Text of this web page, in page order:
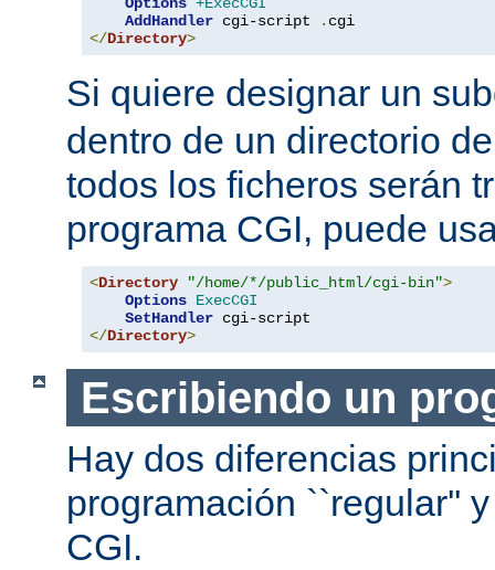
AddHandler cgi-script .
</Directory>
Si quiere designar un
dentro de un directorio
todos los ficheros serán
programa CGI, puede
<Directory "/home/*/public_html/cgi-bin">
Options ExecCGI
SetHandler
</Directory>
Escribiendo un
Hay dos diferencias
programación ``regular''
CGI.